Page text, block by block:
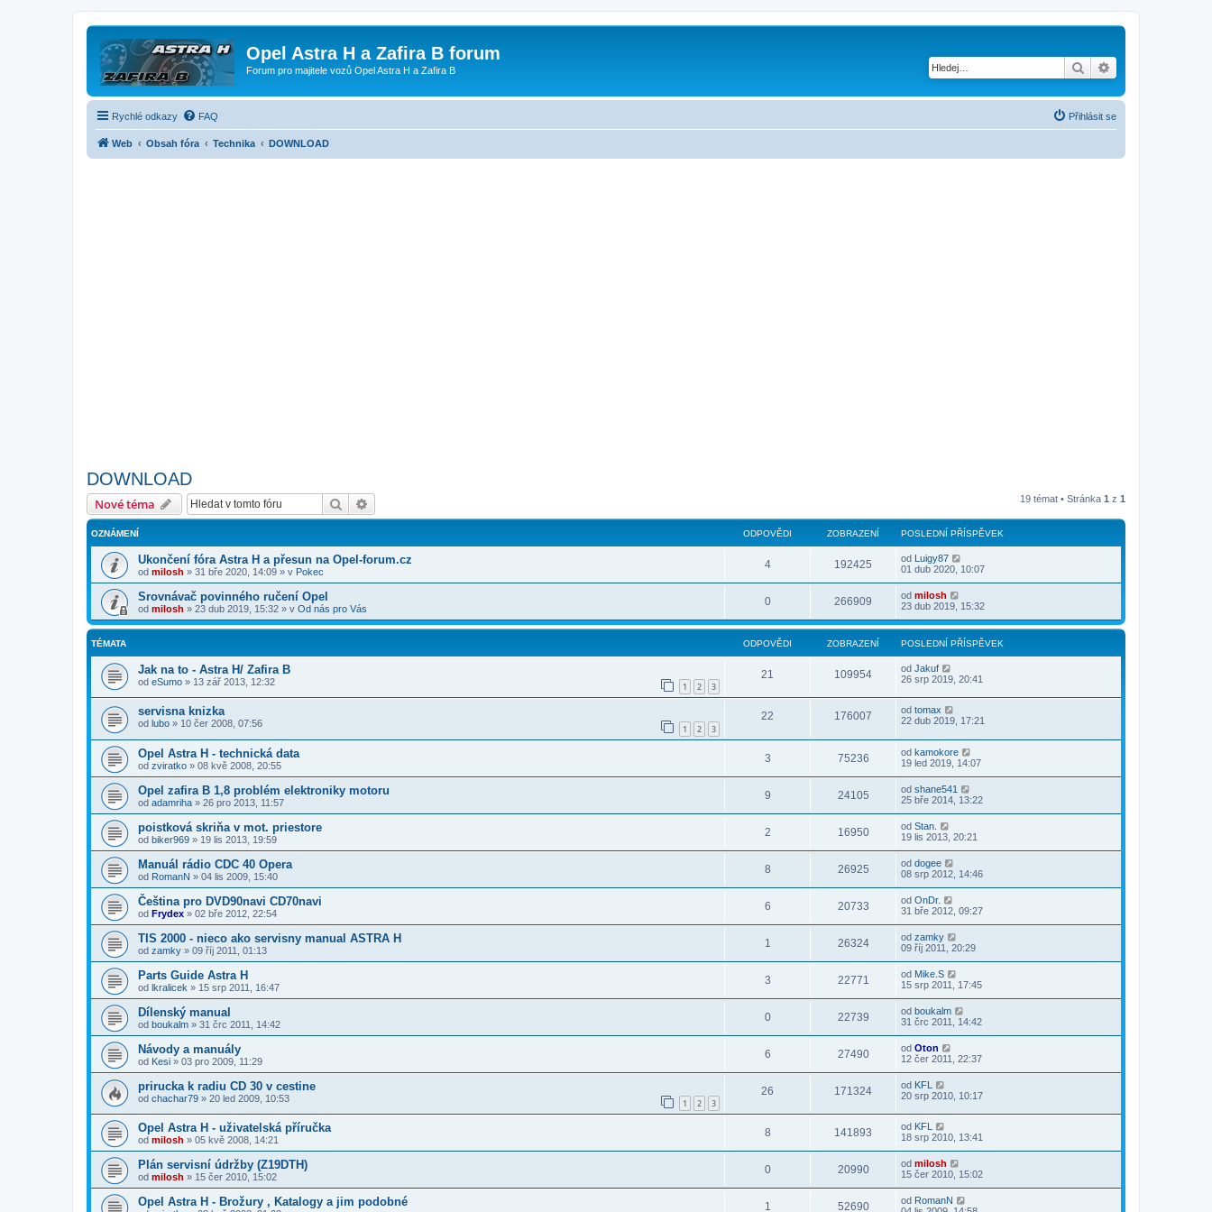
Opel Astra H a Zafira B forum
Forum pro majitele vozů Opel Astra H a Zafira B Hledat
Rychlé odkazy FAQ Přihlásit se
Web Obsah fóra Technika DOWNLOAD
DOWNLOAD
Nové téma Hledat 19 témat • Stránka 1 z 1
OZNÁMENÍ ODPOVĚDI ZOBRAZENÍ POSLEDNÍ PŘÍSPĚVEK
Ukončení fóra Astra H a přesun na Opel-forum.cz
od milosh » 31 bře 2020, 14:09 » v Pokec
4 192425 od Luigy87
01 dub 2020, 10:07
Srovnávač povinného ručení Opel
od milosh » 23 dub 2019, 15:32 » v Od nás pro Vás
0 266909 od milosh
23 dub 2019, 15:32
TÉMATA ODPOVĚDI ZOBRAZENÍ POSLEDNÍ PŘÍSPĚVEK
Jak na to - Astra H/ Zafira B
od eSumo » 13 zář 2013, 12:32 1 2 3
21 109954 od Jakuf
26 srp 2019, 20:41
servisna knizka
od lubo » 10 čer 2008, 07:56 1 2 3
22 176007 od tomax
22 dub 2019, 17:21
Opel Astra H - technická data
od zviratko » 08 kvě 2008, 20:55
3 75236 od kamokore
19 led 2019, 14:07
Opel zafira B 1,8 problém elektroniky motoru
od adamriha » 26 pro 2013, 11:57
9 24105 od shane541
25 bře 2014, 13:22
poistková skriňa v mot. priestore
od biker969 » 19 lis 2013, 19:59
2 16950 od Stan.
19 lis 2013, 20:21
Manuál rádio CDC 40 Opera
od RomanN » 04 lis 2009, 15:40
8 26925 od dogee
08 srp 2012, 14:46
Čeština pro DVD90navi CD70navi
od Frydex » 02 bře 2012, 22:54
6 20733 od OnDr.
31 bře 2012, 09:27
TIS 2000 - nieco ako servisny manual ASTRA H
od zamky » 09 říj 2011, 01:13
1 26324 od zamky
09 říj 2011, 20:29
Parts Guide Astra H
od lkralicek » 15 srp 2011, 16:47
3 22771 od Mike.S
15 srp 2011, 17:45
Dílenský manual
od boukalm » 31 črc 2011, 14:42
0 22739 od boukalm
31 črc 2011, 14:42
Návody a manuály
od Kesi » 03 pro 2009, 11:29
6 27490 od Oton
12 čer 2011, 22:37
prirucka k radiu CD 30 v cestine
od chachar79 » 20 led 2009, 10:53 1 2 3
26 171324 od KFL
20 srp 2010, 10:17
Opel Astra H - uživatelská příručka
od milosh » 05 kvě 2008, 14:21
8 141893 od KFL
18 srp 2010, 13:41
Plán servisní údržby (Z19DTH)
od milosh » 15 čer 2010, 15:02
0 20990 od milosh
15 čer 2010, 15:02
Opel Astra H - Brožury , Katalogy a jim podobné 1 52690 od RomanN